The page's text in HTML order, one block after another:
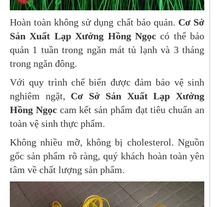
Hoàn toàn không sử dụng chất bảo quản. Cơ Sở
Sản Xuất Lạp Xưởng Hồng Ngọccó thể bảo
quản 1 tuần trong ngăn mát tủ lạnh và 3 tháng
trong ngăn đông.
Với quy trình chế biến được đảm bảo vệ sinh
nghiêm ngặt, Cơ Sở Sản Xuất Lạp Xưởng
Hồng Ngọccam kết sản phẩm đạt tiêu chuẩn an
toàn vệ sinh thực phẩm.
Không nhiều mỡ, không bị cholesterol. Nguồn
gốc sản phẩm rõ ràng, quý khách hoàn toàn yên
tâm về chất lượng sản phẩm.